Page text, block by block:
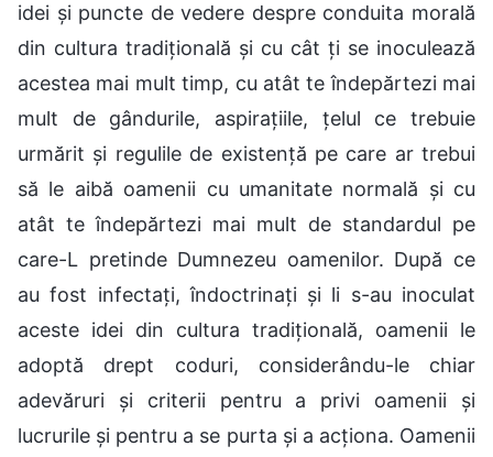
idei și puncte de vedere despre conduita morală
din cultura tradițională și cu cât ți se inoculează
acestea mai mult timp, cu atât te îndepărtezi mai
mult de gândurile, aspirațiile, țelul ce trebuie
urmărit și regulile de existență pe care ar trebui
să le aibă oamenii cu umanitate normală și cu
atât te îndepărtezi mai mult de standardul pe
care-L pretinde Dumnezeu oamenilor. După ce
au fost infectați, îndoctrinați și li s-au inoculat
aceste idei din cultura tradițională, oamenii le
adoptă drept coduri, considerându-le chiar
adevăruri și criterii pentru a privi oamenii și
lucrurile și pentru a se purta și a acționa. Oamenii